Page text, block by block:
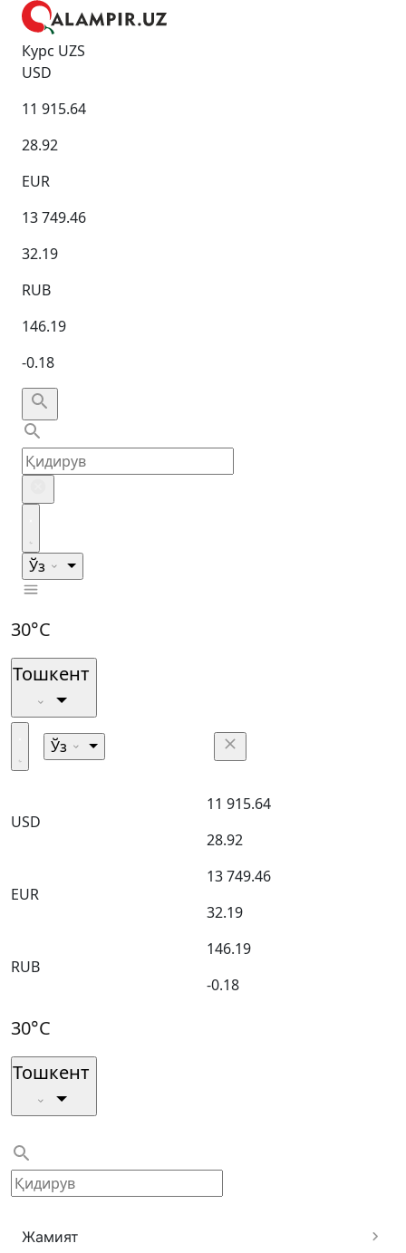
Курс UZS
USD
11 915.64
28.92
EUR
13 749.46
32.19
RUB
146.19
-0.18
Ўз
30°C
Тошкент
Ўз
USD
11 915.64
28.92
EUR
13 749.46
32.19
RUB
146.19
-0.18
30°C
Тошкент
Жамият